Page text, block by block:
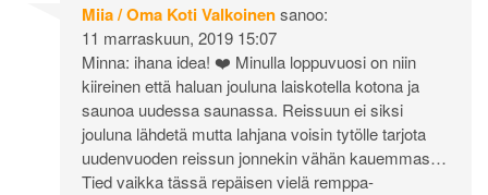
Miia / Oma Koti Valkoinensanoo:
11 marraskuun, 2019 15:07
Minna: ihana idea! ❤️ Minulla loppuvuosi on niin
kiireinen että haluan jouluna laiskotella kotona ja
saunoa uudessa saunassa. Reissuun ei siksi
jouluna lähdetä mutta lahjana voisin tytölle tarjota
uudenvuoden reissun jonnekin vähän kauemmas…
Tied vaikka tässä repäisen vielä remppa-